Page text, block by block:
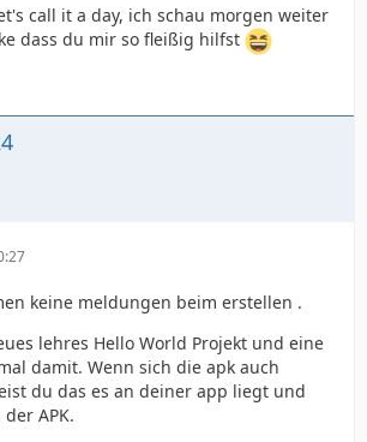
call it a day, ich schau morgen weiter
dass du mir so fleißig hilfst
keine meldungen beim erstellen .
lehres Hello World Projekt und eine
damit. Wenn sich die apk auch
du das es an deiner app liegt und
APK.